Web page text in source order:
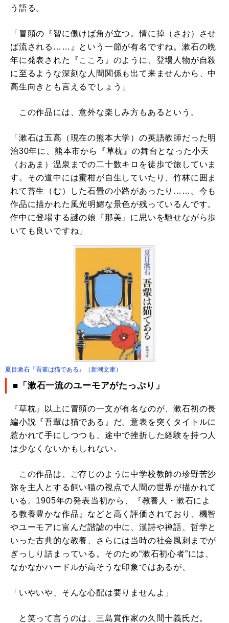
う語る。
「冒頭の『智に働けば角が立つ。情に掉（さお）させ
ば流される……』という一節が有名ですね。漱石の晩
年に発表された『こころ』のように、登場人物が自殺
に至るような深刻な人間関係も出て来ませんから、中
高生向きとも言えるでしょう」
この作品には、意外な楽しみ方もあるという。
「漱石は五高（現在の熊本大学）の英語教師だった明
治30年に、熊本市から『草枕』の舞台となった小天
（おあま）温泉までの二十数キロを徒歩で旅していま
す。その道中には蜜柑が自生していたり、竹林に囲ま
れて苔生（む）した石畳の小路があったり……。今も
作品に描かれた風光明媚な景色が残っているんです。
作中に登場する謎の娘『那美』に思いを馳せながら歩
いても良いですね」
夏目漱石『吾輩は猫である』（新潮文庫）
■「漱石一流のユーモアがたっぷり」
『草枕』以上に冒頭の一文が有名なのが、漱石初の長
編小説『吾輩は猫である』だ。意表を突くタイトルに
惹かれて手にしつつも、途中で挫折した経験を持つ人
は少なくないかもしれない。
この作品は、ご存じのように中学校教師の珍野苦沙
弥を主人とする飼い猫の視点で人間の世界が描かれて
いる。1905年の発表当初から、『教養人・漱石によ
る教養豊かな作品』などと高く評価されており、機智
やユーモアに富んだ諧謔の中に、漢詩や禅語、哲学と
いった古典的な教養、さらには当時の社会風刺までが
ぎっしり詰まっている。そのため“漱石初心者”には、
なかなかハードルが高そうな印象ではあるが、
「いやいや、そんな心配は要りませんよ」
と笑って言うのは、三島賞作家の久間十義氏だ。